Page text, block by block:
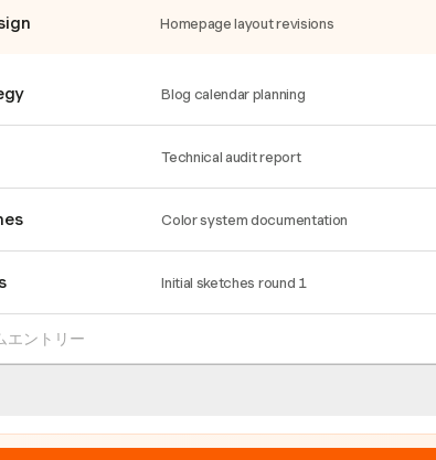
Homepage layout revisions
Blog calendar planning
Technical audit report
Color system documentation
Initial sketches round 1
エントリー